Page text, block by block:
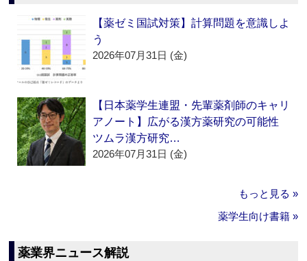
【薬ゼミ国試対策】計算問題を意識しよ
う
2026年07月31日 (金)
【日本薬学生連盟・先輩薬剤師のキャリ
アノート】広がる漢方薬研究の可能性
ツムラ漢方研究…
2026年07月31日 (金)
もっと見る »
薬学生向け書籍 »
薬業界ニュース解説